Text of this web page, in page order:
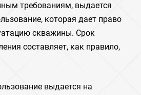
требованиям, выдается
которая дает право
скважины. Срок
составляет, как правило,
выдается на